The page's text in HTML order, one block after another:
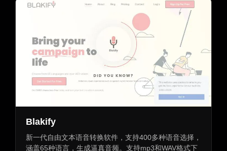
Blakify
新一代自由文本语音转换软件，支持400多种语音选择，
涵盖65种语言，生成逼真音频。支持mp3和WAV格式下